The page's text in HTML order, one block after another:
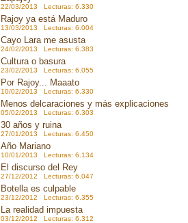
22/03/2013 Lecturas: 6.330
Rajoy ya está Maduro
13/03/2013 Lecturas: 6.004
Cayo Lara me asusta
24/02/2013 Lecturas: 6.383
Cultura o basura
23/02/2013 Lecturas: 6.055
Por Rajoy... Maaato
10/02/2013 Lecturas: 6.330
Menos delcaraciones y más explicaciones
05/02/2013 Lecturas: 6.303
30 años y ruina
27/01/2013 Lecturas: 6.450
Año Mariano
10/01/2013 Lecturas: 6.134
El discurso del Rey
27/12/2012 Lecturas: 6.047
Botella es culpable
23/12/2012 Lecturas: 6.355
La realidad impuesta
03/12/2012 Lecturas: 6.312